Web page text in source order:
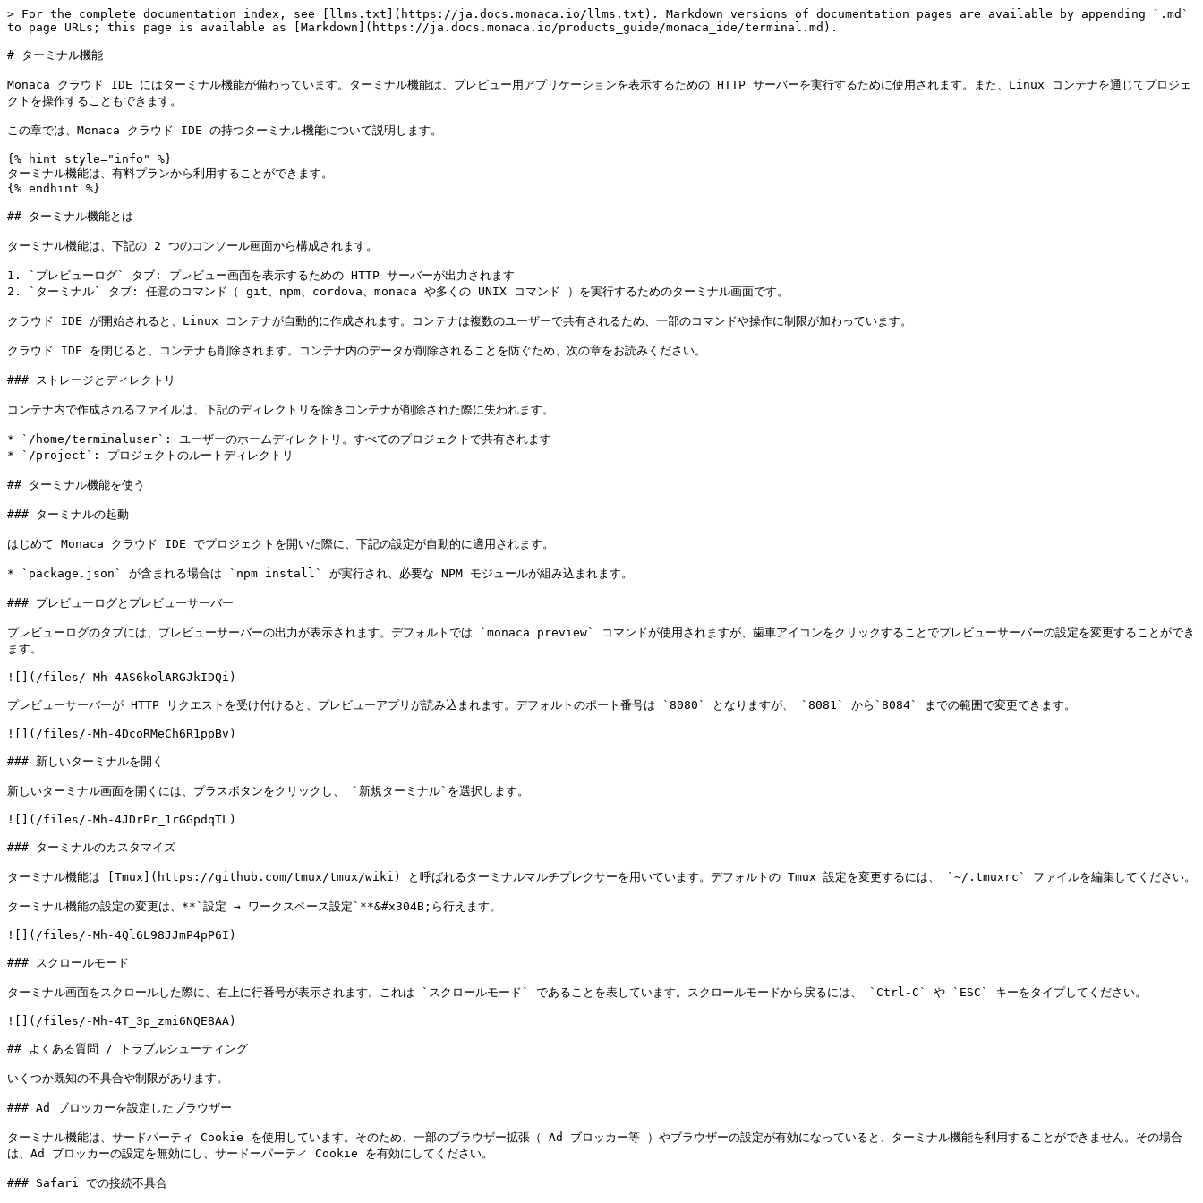
> For the complete documentation index, see [llms.txt](https://ja.docs.monaca.io/llms.txt). Markdown versions of documentation pages are available by appending `.md`
to page URLs; this page is available as [Markdown](https://ja.docs.monaca.io/products_guide/monaca_ide/terminal.md).
# ターミナル機能
Monaca クラウド IDE にはターミナル機能が備わっています。ターミナル機能は、プレビュー用アプリケーションを表示するための HTTP サーバーを実行するために使用されます。また、Linux コンテナを通じてプロジェ
クトを操作することもできます。
この章では、Monaca クラウド IDE の持つターミナル機能について説明します。
{% hint style="info" %}
ターミナル機能は、有料プランから利用することができます。
{% endhint %}
## ターミナル機能とは
ターミナル機能は、下記の 2 つのコンソール画面から構成されます。
1. `プレビューログ` タブ: プレビュー画面を表示するための HTTP サーバーが出力されます
2. `ターミナル` タブ: 任意のコマンド（ git、npm、cordova、monaca や多くの UNIX コマンド ）を実行するためのターミナル画面です。
クラウド IDE が開始されると、Linux コンテナが自動的に作成されます。コンテナは複数のユーザーで共有されるため、一部のコマンドや操作に制限が加わっています。
クラウド IDE を閉じると、コンテナも削除されます。コンテナ内のデータが削除されることを防ぐため、次の章をお読みください。
### ストレージとディレクトリ
コンテナ内で作成されるファイルは、下記のディレクトリを除きコンテナが削除された際に失われます。
* `/home/terminaluser`: ユーザーのホームディレクトリ。すべてのプロジェクトで共有されます
* `/project`: プロジェクトのルートディレクトリ
## ターミナル機能を使う
### ターミナルの起動
はじめて Monaca クラウド IDE でプロジェクトを開いた際に、下記の設定が自動的に適用されます。
* `package.json` が含まれる場合は `npm install` が実行され、必要な NPM モジュールが組み込まれます。
### プレビューログとプレビューサーバー
プレビューログのタブには、プレビューサーバーの出力が表示されます。デフォルトでは `monaca preview` コマンドが使用されますが、歯車アイコンをクリックすることでプレビューサーバーの設定を変更することができ
ます。
![](/files/-Mh-4AS6kolARGJkIDQi)
プレビューサーバーが HTTP リクエストを受け付けると、プレビューアプリが読み込まれます。デフォルトのポート番号は `8080` となりますが、 `8081` から`8084` までの範囲で変更できます。
![](/files/-Mh-4DcoRMeCh6R1ppBv)
### 新しいターミナルを開く
新しいターミナル画面を開くには、プラスボタンをクリックし、 `新規ターミナル`を選択します。
![](/files/-Mh-4JDrPr_1rGGpdqTL)
### ターミナルのカスタマイズ
ターミナル機能は [Tmux](https://github.com/tmux/tmux/wiki) と呼ばれるターミナルマルチプレクサーを用いています。デフォルトの Tmux 設定を変更するには、 `~/.tmuxrc` ファイルを編集してください。
ターミナル機能の設定の変更は、**`設定 → ワークスペース設定`**&#x304B;ら行えます。
![](/files/-Mh-4Ql6L98JJmP4pP6I)
### スクロールモード
ターミナル画面をスクロールした際に、右上に行番号が表示されます。これは `スクロールモード` であることを表しています。スクロールモードから戻るには、 `Ctrl-C` や `ESC` キーをタイプしてください。
![](/files/-Mh-4T_3p_zmi6NQE8AA)
## よくある質問 / トラブルシューティング
いくつか既知の不具合や制限があります。
### Ad ブロッカーを設定したブラウザー
ターミナル機能は、サードパーティ Cookie を使用しています。そのため、一部のブラウザー拡張（ Ad ブロッカー等 ）やブラウザーの設定が有効になっていると、ターミナル機能を利用することができません。その場合
は、Ad ブロッカーの設定を無効にし、サードーパーティ Cookie を有効にしてください。
### Safari での接続不具合